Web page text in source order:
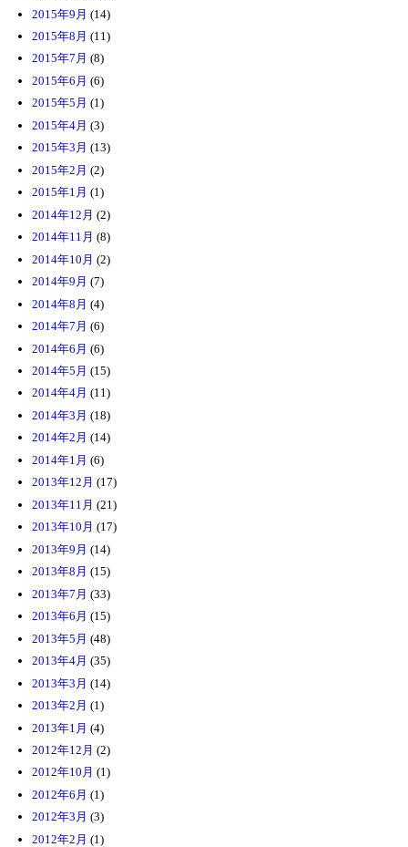
2015年9月 (14)
2015年8月 (11)
2015年7月 (8)
2015年6月 (6)
2015年5月 (1)
2015年4月 (3)
2015年3月 (13)
2015年2月 (2)
2015年1月 (1)
2014年12月 (2)
2014年11月 (8)
2014年10月 (2)
2014年9月 (7)
2014年8月 (4)
2014年7月 (6)
2014年6月 (6)
2014年5月 (15)
2014年4月 (11)
2014年3月 (18)
2014年2月 (14)
2014年1月 (6)
2013年12月 (17)
2013年11月 (21)
2013年10月 (17)
2013年9月 (14)
2013年8月 (15)
2013年7月 (33)
2013年6月 (15)
2013年5月 (48)
2013年4月 (35)
2013年3月 (14)
2013年2月 (1)
2013年1月 (4)
2012年12月 (2)
2012年10月 (1)
2012年6月 (1)
2012年3月 (3)
2012年2月 (1)